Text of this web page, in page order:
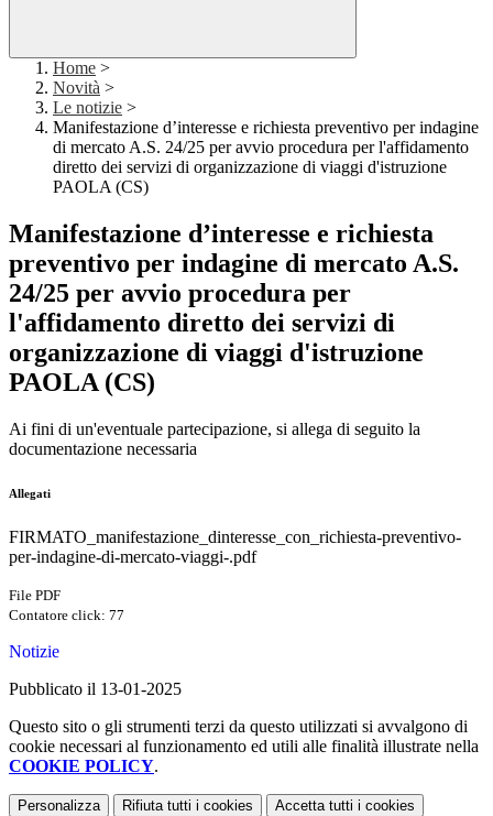
Home >
Novità >
Le notizie >
Manifestazione d’interesse e richiesta preventivo per indagine
di mercato A.S. 24/25 per avvio procedura per l'affidamento
diretto dei servizi di organizzazione di viaggi d'istruzione
PAOLA (CS)
Manifestazione d’interesse e richiesta
preventivo per indagine di mercato A.S.
24/25 per avvio procedura per
l'affidamento diretto dei servizi di
organizzazione di viaggi d'istruzione
PAOLA (CS)
Ai fini di un'eventuale partecipazione, si allega di seguito la
documentazione necessaria
Allegati
FIRMATO_manifestazione_dinteresse_con_richiesta-preventivo-
per-indagine-di-mercato-viaggi-.pdf
File PDF
Contatore click: 77
Notizie
Pubblicato il 13-01-2025
Questo sito o gli strumenti terzi da questo utilizzati si avvalgono di
cookie necessari al funzionamento ed utili alle finalità illustrate nella
COOKIE POLICY.
Personalizza Rifiuta tutti i cookies Accetta tutti i cookies